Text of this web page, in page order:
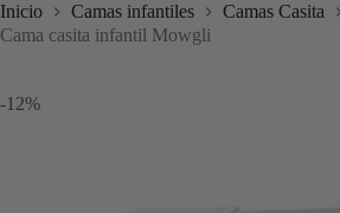
Inicio Camas infantiles
Camas Casita
Cama casita infantil Mowgli
-12%